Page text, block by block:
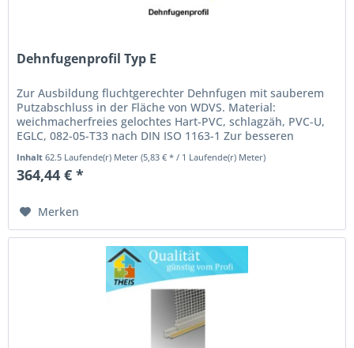
Dehnfugenprofil Typ E
Zur Ausbildung fluchtgerechter Dehnfugen mit sauberem
Putzabschluss in der Fläche von WDVS. Material:
weichmacherfreies gelochtes Hart-PVC, schlagzäh, PVC-U,
EGLC, 082-05-T33 nach DIN ISO 1163-1 Zur besseren
Inhalt62.5 Laufende(r) Meter(5,83 € * / 1 Laufende(r) Meter)
364,44 € *
Merken